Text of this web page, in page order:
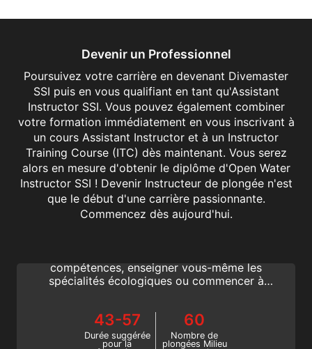
Devenir un Professionnel
Poursuivez votre carrière en devenant Divemaster
SSI puis en vous qualifiant en tant qu'Assistant
Instructor SSI. Vous pouvez également combiner
votre formation immédiatement en vous inscrivant à
un cours Assistant Instructor et à un Instructor
Training Course (ITC) dès maintenant. Vous serez
alors en mesure d'obtenir le diplôme d'Open Water
Instructor SSI ! Devenir Instructeur de plongée n'est
que le début d'une carrière passionnante.
Commencez dès aujourd'hui.
Divemaster
compétences, enseigner vous-même les
spécialités écologiques ou commencer à
43-57
Durée suggérée
pour la
60
Nombre de
plongées Milieu